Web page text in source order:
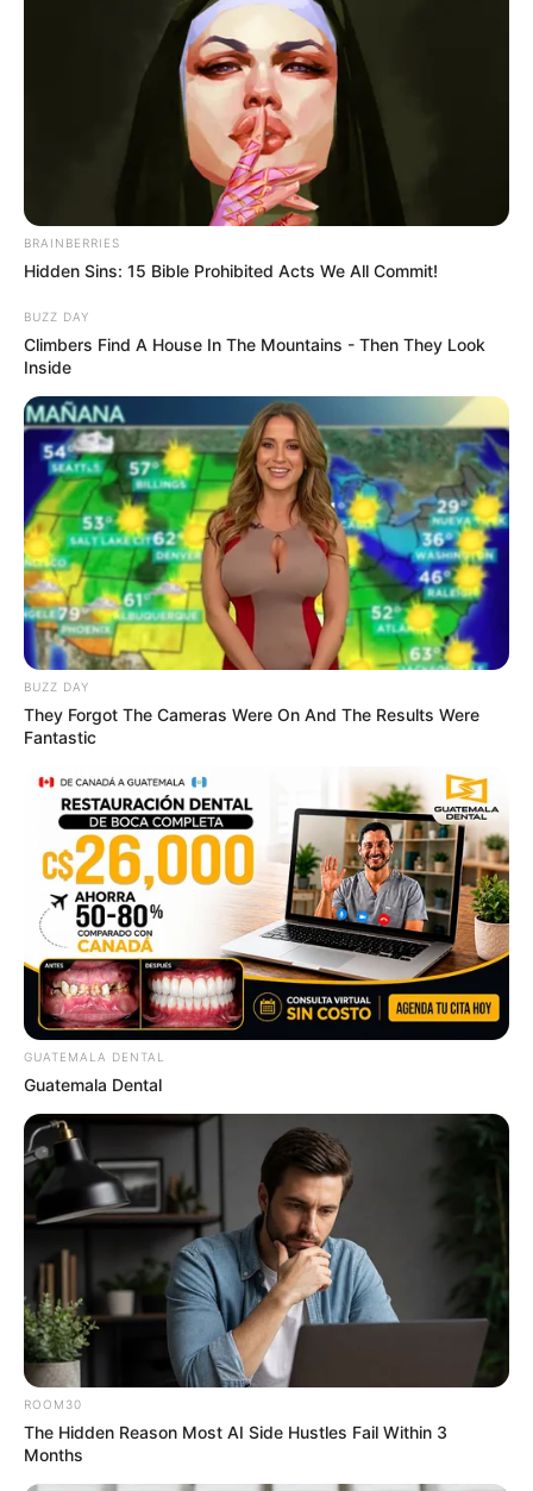
เป็นสิ่งที่ห้ามกันไม่ได้ แล้วแต่บุคคลว่าจะ
ฝัน ถึงเรื่องอะไร แต่ถ้าคุณฝันถึงเรื่อง เพศสัมพันธ์ ล่ะ
คุณรู้หรือเปล่าครับ ว่าเหตุการณ์ในความ
หมายความว่าอะไรบ้าง วันนี้Horoscope.Mthai.com
มีคำตอบ ไปดูกันเลย
1.ฝัน ว่า ตนได้กอดพรอดพร่ำรักกับเพศตรงข้าม
ทำนายว่า ท่านจะได้เลื่อนตำแหน่ง และได้รับความ
สรรเสริญจากท่านผู้ใหญ่เหนือตนเป็นต้น
ฝัน ว่าคู่รักของท่านเจ็บป่วยนอนอยู่ในห้องความฝัน
นี้บอกเหตุให้ท่านรู้ว่า คนรักของท่านเขารักท่านด้วยความ
บริสุทธิ์ใจจริงไม่มีการคิดนอกใจ ซื่อสัตย์สุจริตต่อท่านอยู่
ตลอดเวลา
3.ฝัน ว่าตนตั้งครรภ์ขึ้น ความฝันนี้บอกเหตุให้ท่านรู้ว่า
ตัวของท่านเองจะหาคู่รักที่แท้จริงไม่ได้ ท่านจะประสบแต่
ความล้มเหลวในเรื่องความรัก ถ้าเป็นชายท่านจะแต่ง งาน
ยาก หากท่านแต่งงานแล้วทั้งสองฝ่ายต้องกินใจกัน อาจ
จะเลิกร้างจากกันในเวลากะทันหันก็ได้
ฝัน ว่าคลอดบุตรเป็นชายหรือเป็นหญิง ก็แล้วแต่
ความฝันนี้บอกเหตุให้ท่านรู้ว่า ตัวของท่านเองจะสำเร็จ
การงานในเร็ววัน
5.ฝัน ว่าตนได้เฆี่ยนตีคู่รักของตน หรือสามีภรรยาได้
เฆี่ยนตีต่อกันทำนาย ว่า ท่านจะมีความขัดใจกัน และเป็น
ปากเป็นเสียงกันอย่างรุนแรง
ฝัน ว่า งูรัดตัวท่าน
หากว่าท่านมีคู่รักอยู่แล้ว ท่านจะได้แต่งงานในเร็ววัน
ฝัน ว่าคนเราของเราไปได้เสียกันกับผู้อื่น
ทำนายว่า
คู่รักของท่านจะสลัดรักออกไปจากเรา
8.ฝัน ว่า ได้พบเห็นผู้หญิงเปลือยกายทายว่า ท่านจะได้
ลาภลอยเกิดจากการพนัน
9.ฝัน ว่า ตนได้นอนร่วมกับคู่รักของตน
อื่น ทายว่า ท่านจะมีคนรักอีก และผู้ใหญ่ก็จะมีความ
ปรานีแก่ท่าน
BRAINBERRIES
Hidden Sins: 15 Bible Prohibited Acts We All Commit!
BUZZ DAY
Climbers Find A House In The Mountains - Then They Look
Inside
BUZZ DAY
They Forgot The Cameras Were On And The Results Were
Fantastic
GUATEMALA DENTAL
Guatemala Dental
ROOM30
The Hidden Reason Most AI Side Hustles Fail Within 3
Months